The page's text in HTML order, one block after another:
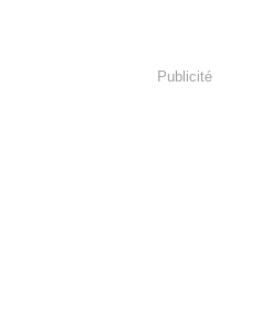
Publicité